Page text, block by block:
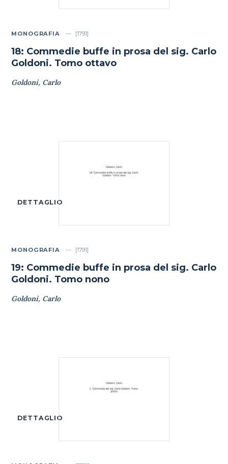
MONOGRAFIA [1791]
18: Commedie buffe in prosa del sig. Carlo
Goldoni. Tomo ottavo
Goldoni, Carlo
DETTAGLIO
MONOGRAFIA [1791]
19: Commedie buffe in prosa del sig. Carlo
Goldoni. Tomo nono
Goldoni, Carlo
DETTAGLIO